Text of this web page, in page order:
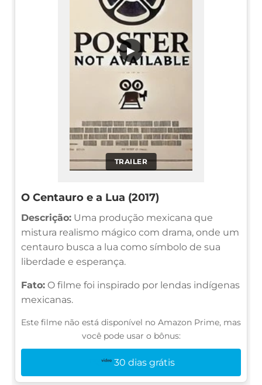
TRAILER
▶
O Centauro e a Lua (2017)
Descrição: Uma produção mexicana que
mistura realismo mágico com drama, onde um
centauro busca a lua como símbolo de sua
liberdade e esperança.
Fato: O filme foi inspirado por lendas indígenas
mexicanas.
Este filme não está disponível no Amazon Prime, mas
você pode usar o bônus:
30 dias grátis